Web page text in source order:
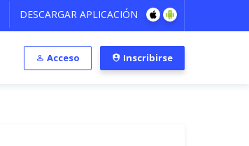
DESCARGAR APLICACIÓN
Acceso Inscribirse